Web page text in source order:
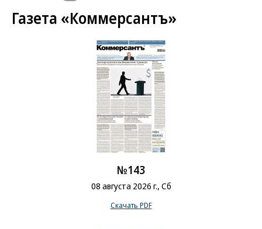
Газета «Коммерсантъ»
№143
08 августа 2026 г., Сб
Скачать PDF